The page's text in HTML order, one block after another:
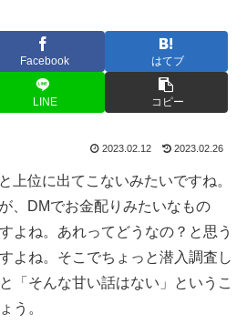
Facebook はてブ
LINE コピー
2023.02.12 2023.02.26
上位に出てこないみたいですね。
、DMでお金配りみたいなもの
よね。あれってどうなの？と思う
よね。そこでちょっと潜入調査し
「そんな甘い話はない」というこ
う。